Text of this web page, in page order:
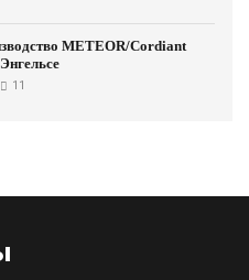
METEOR/Cordiant
11